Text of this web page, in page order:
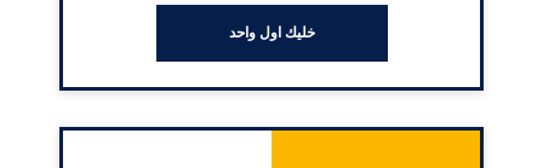
خليك اول واحد